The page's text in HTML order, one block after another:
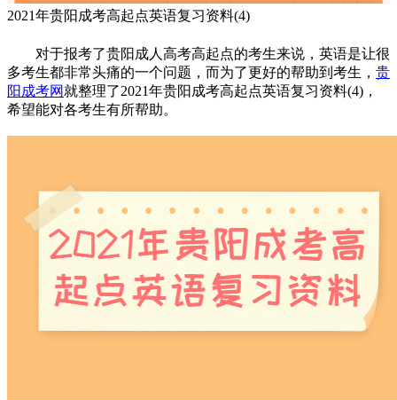
2021年贵阳成考高起点英语复习资料(4)
对于报考了贵阳成人高考高起点的考生来说，英语是让很
多考生都非常头痛的一个问题，而为了更好的帮助到考生， 贵
阳成考网 就整理了2021年贵阳成考高起点英语复习资料(4)，
希望能对各考生有所帮助。